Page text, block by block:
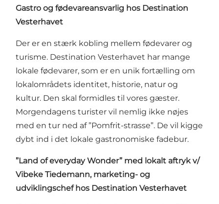
Gastro og fødevareansvarlig hos Destination
Vesterhavet
Der er en stærk kobling mellem fødevarer og
turisme. Destination Vesterhavet har mange
lokale fødevarer, som er en unik fortælling om
lokalområdets identitet, historie, natur og
kultur. Den skal formidles til vores gæster.
Morgendagens turister vil nemlig ikke nøjes
med en tur ned af ”Pomfrit-strasse”. De vil kigge
dybt ind i det lokale gastronomiske fadebur.
”Land of everyday Wonder” med lokalt aftryk v/
Vibeke Tiedemann, marketing- og
udviklingschef hos Destination Vesterhavet